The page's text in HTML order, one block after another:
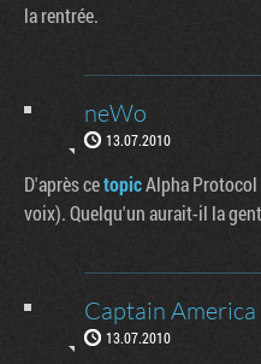
la rentrée.
neWo
13.07.2010
D'après cetopicAlpha Protocol
voix). Quelqu'un aurait-il la
Captain America
13.07.2010